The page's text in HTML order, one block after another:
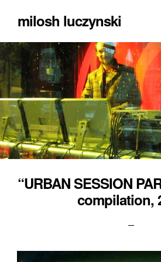
milosh luczynski
“URBAN SESSION
compilation,
s
/